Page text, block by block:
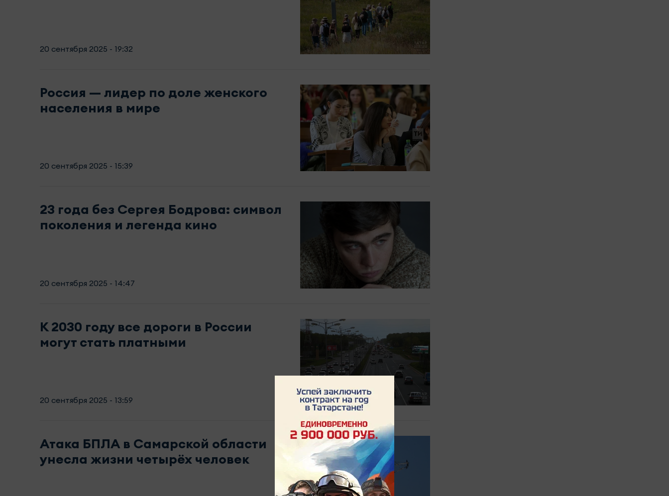
20 сентября 2025 - 19:32
Россия — лидер по доле женского
населения в мире
20 сентября 2025 - 15:39
23 года без Сергея Бодрова: символ
поколения и легенда кино
20 сентября 2025 - 14:47
К 2030 году все дороги в России
могут стать платными
20 сентября 2025 - 13:59
Атака БПЛА в Самарской области
унесла жизни четырёх человек